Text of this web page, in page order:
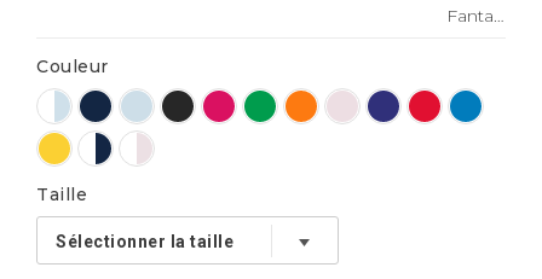
Fantasymaniac
Couleur
Taille